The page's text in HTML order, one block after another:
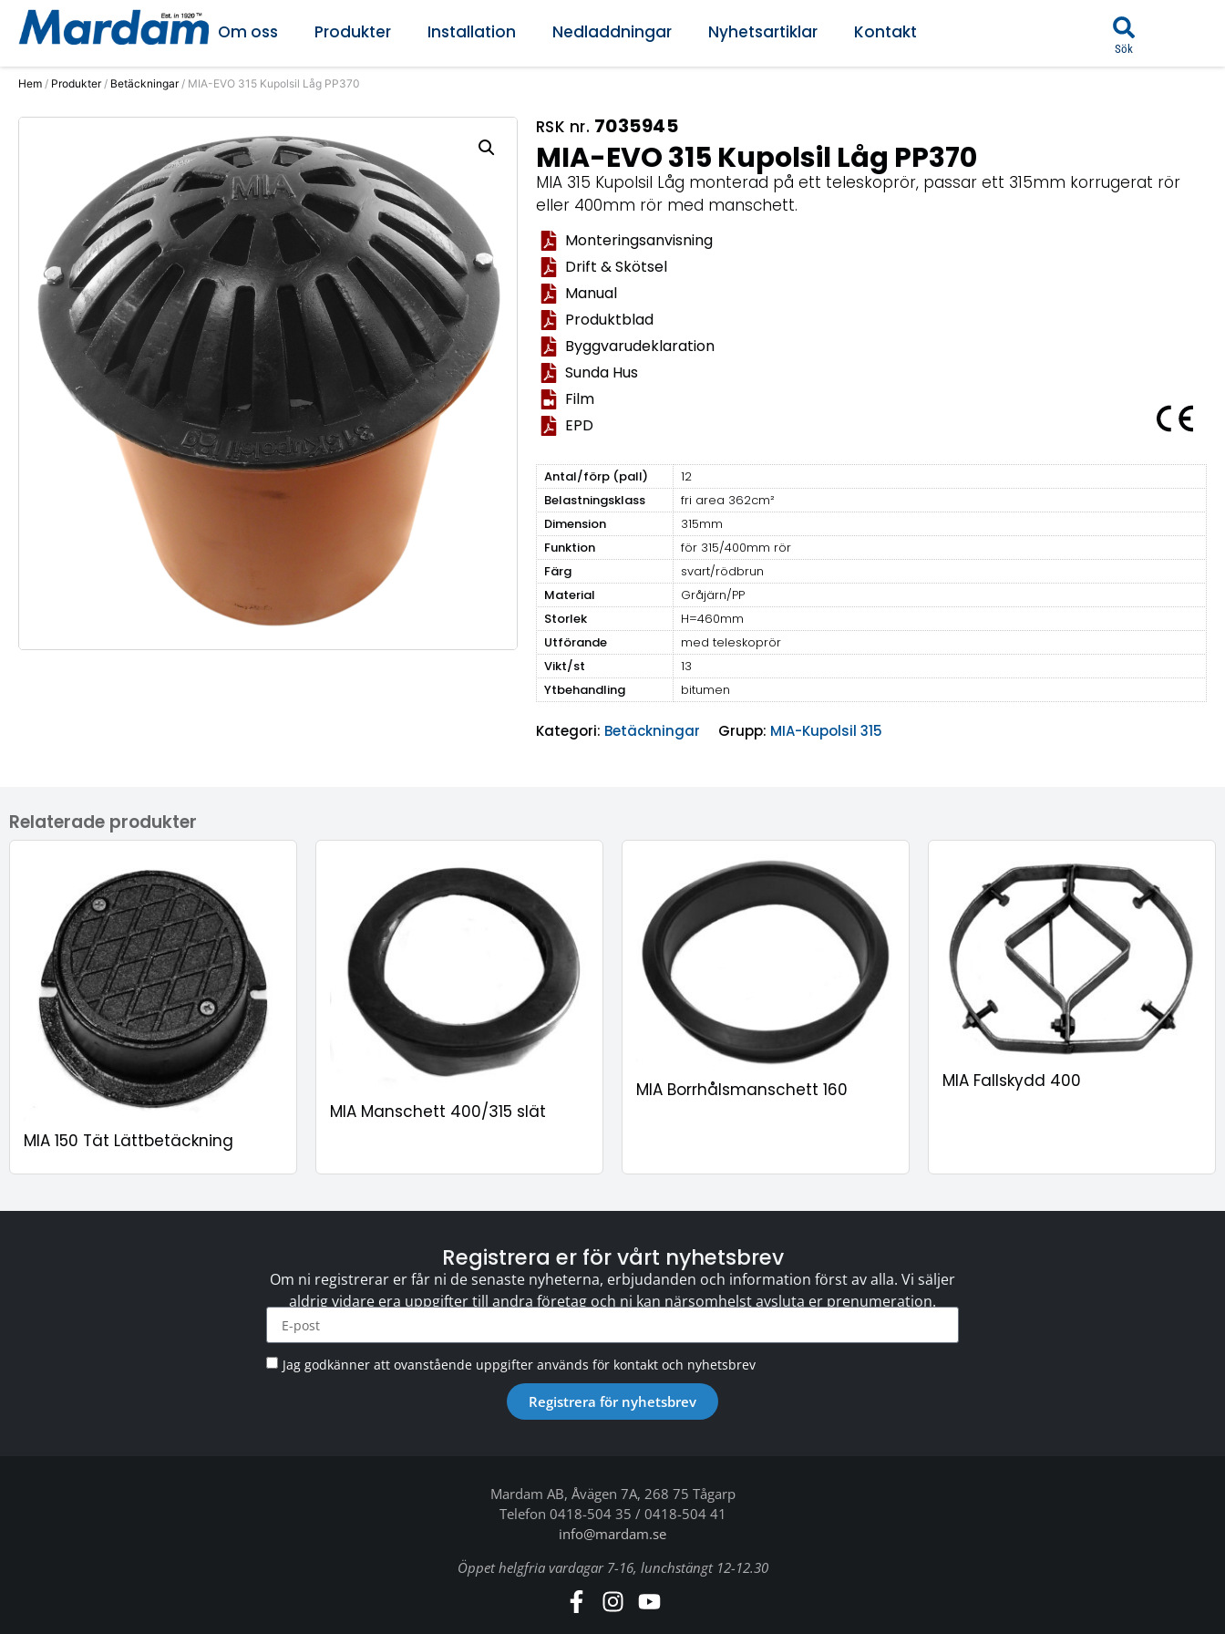
Om oss Produkter Installation Nedladdningar Nyhetsartiklar Kontakt
Sök
Hem / Produkter/ Betäckningar/ MIA-EVO 315 Kupolsil Låg PP370
RSK nr. 7035945
MIA-EVO 315 Kupolsil Låg PP370
MIA 315 Kupolsil Låg monterad på ett teleskoprör, passar ett 315mm korrugerat rör
eller 400mm rör med manschett.
Monteringsanvisning
Drift & Skötsel
Manual
Produktblad
Byggvarudeklaration
Sunda Hus
Film
EPD
Antal/förp (pall)
12
Belastningsklass
fri area 362cm²
Dimension
315mm
Funktion
för 315/400mm rör
Färg
svart/rödbrun
Material
Gråjärn/PP
Storlek
H=460mm
Utförande
med teleskoprör
Vikt/st
13
Ytbehandling
bitumen
Kategori: Betäckningar Grupp: MIA-Kupolsil 315
Relaterade produkter
MIA 150 Tät Lättbetäckning
MIA Manschett 400/315 slät
MIA Borrhålsmanschett 160 MIA Fallskydd 400
Registrera er för vårt nyhetsbrev
Om ni registrerar er får ni de senaste nyheterna, erbjudanden och information först av alla. Vi säljer
aldrig vidare era uppgifter till andra företag och ni kan närsomhelst avsluta er prenumeration.
Jag godkänner att ovanstående uppgifter används för kontakt och nyhetsbrev
Registrera för nyhetsbrev
Mardam AB, Åvägen 7A, 268 75 Tågarp
Telefon 0418-504 35 / 0418-504 41
info@mardam.se
Öppet helgfria vardagar 7-16, lunchstängt 12-12.30